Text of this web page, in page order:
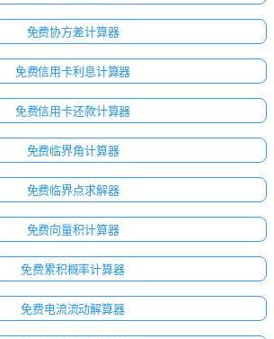
免费协方差计算器
免费信用卡利息计算器
免费信用卡还款计算器
免费临界角计算器
免费临界点求解器
免费向量积计算器
免费累积概率计算器
免费电流流动解算器